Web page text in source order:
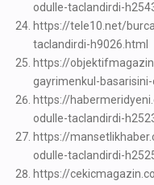
odulle-taclandirdi-
https://tele10.net/
taclandirdi-h9026.html
https://
gayrimenkul-
https://
odulle-taclandirdi-
https://
odulle-taclandirdi-
https://